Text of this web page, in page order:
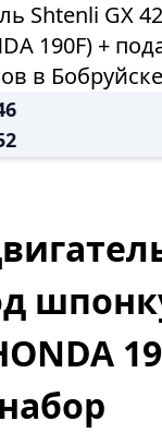
Shtenli GX
190F) +
в